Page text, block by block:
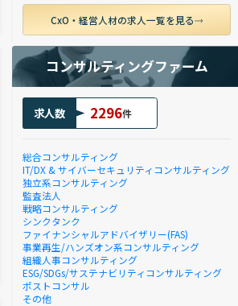
CxO・経営人材の求人一覧を見る
コンサルティングファーム
求人数 2296件
総合コンサルティング
IT/DX & サイバーセキュリティコンサルティング
独立系コンサルティング
監査法人
戦略コンサルティング
シンクタンク
ファイナンシャルアドバイザリー(FAS)
事業再生/ハンズオン系コンサルティング
組織人事コンサルティング
ESG/SDGs/サステナビリティコンサルティング
ポストコンサル
その他